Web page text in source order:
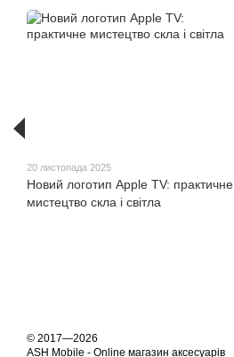
20 листопада 2025
Новий логотип Apple TV: практичне
мистецтво скла і світла
© 2017—2026
ASH Mobile - Online магазин аксесуарів